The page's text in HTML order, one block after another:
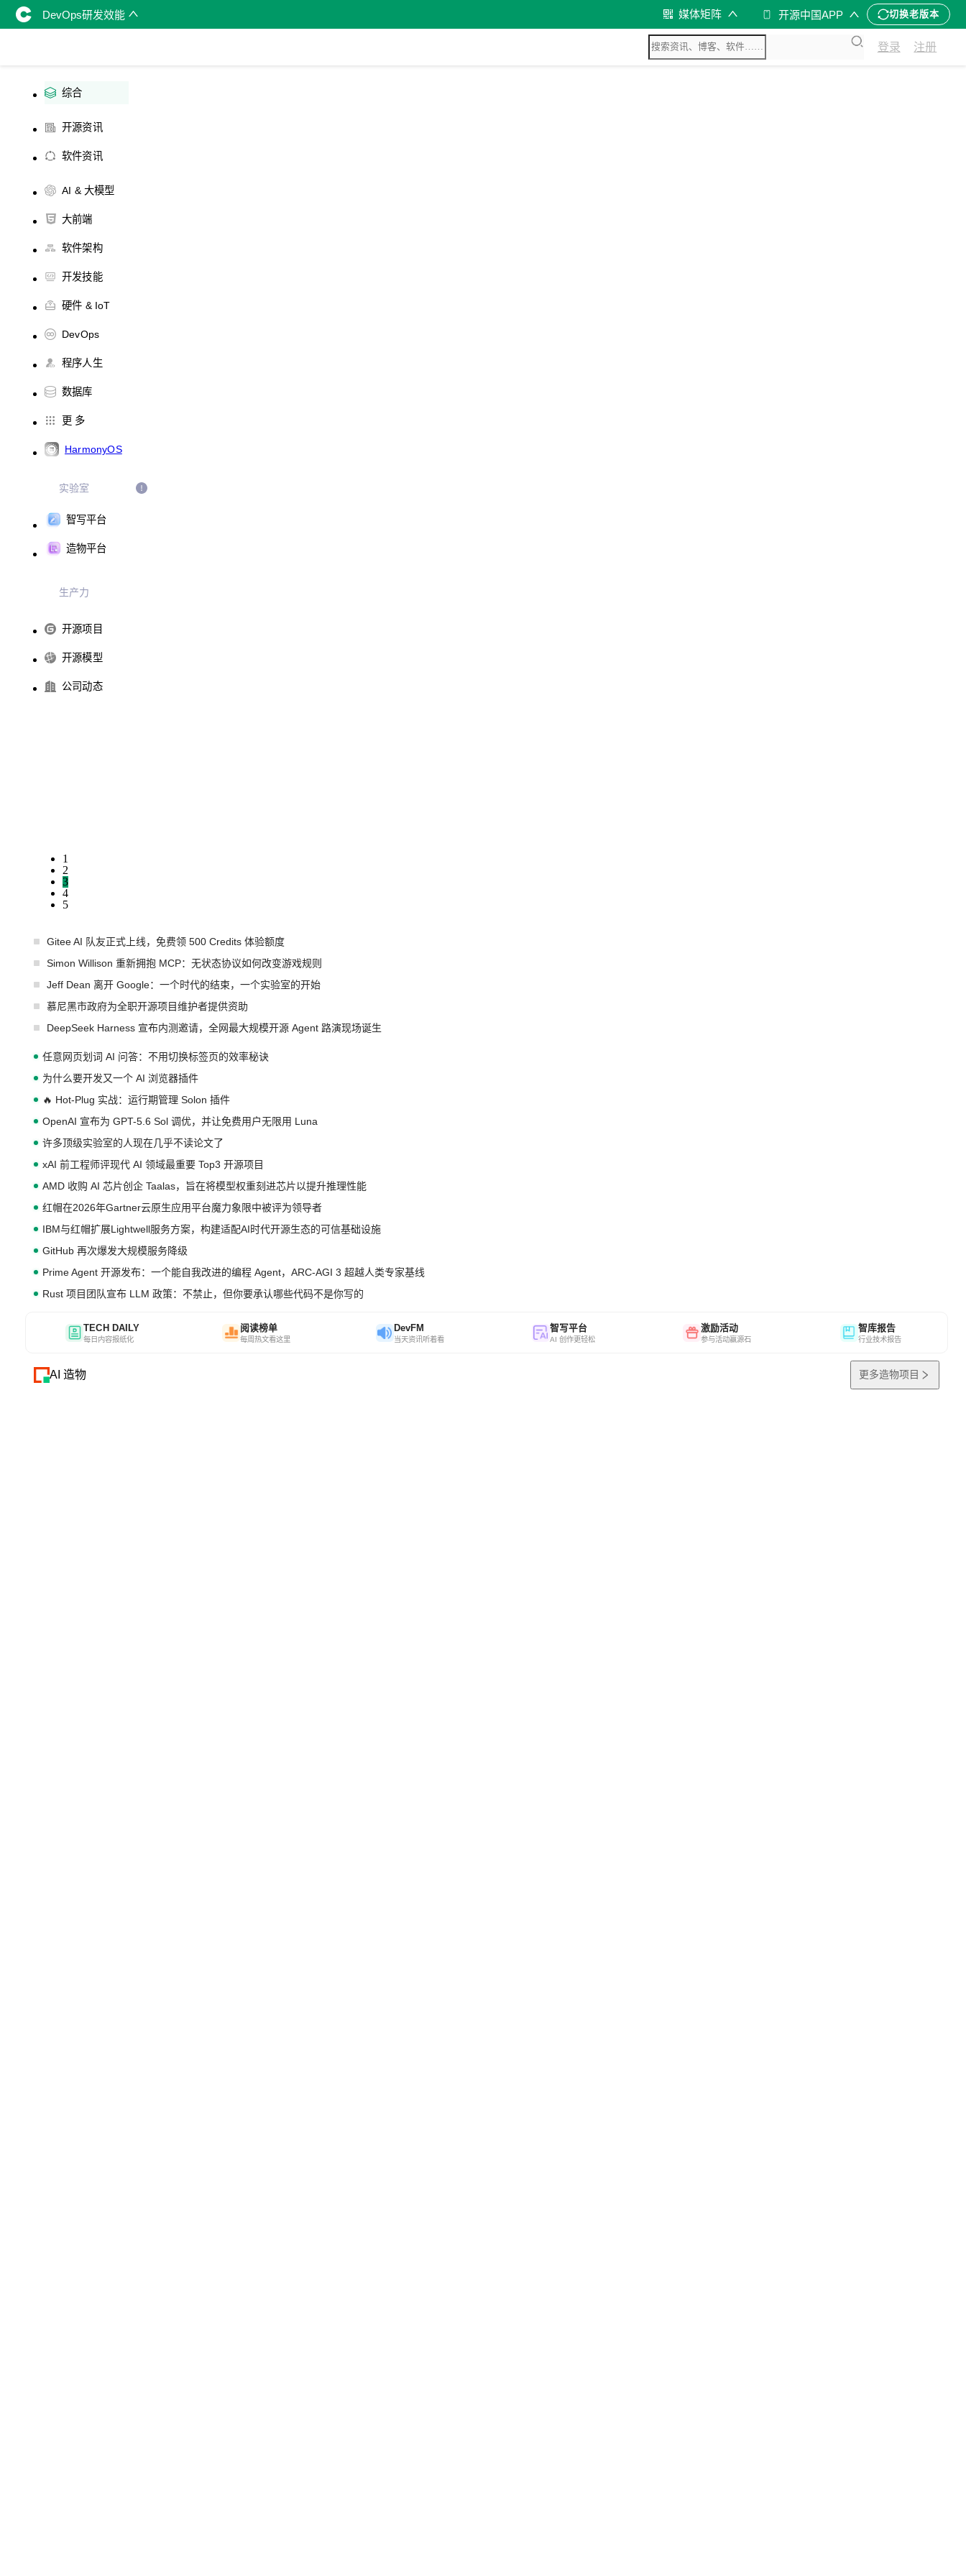
DevOps研发效能 媒体矩阵 开源中国APP 切换老版本
登录 注册
综合
开源资讯
软件资讯
AI & 大模型
大前端
软件架构
开发技能
硬件 & IoT
DevOps
程序人生
数据库
更 多
HarmonyOS
实验室
智写平台
造物平台
生产力
开源项目
开源模型
公司动态
1
2
3
4
5
Gitee AI 队友正式上线，免费领 500 Credits 体验额度
Simon Willison 重新拥抱 MCP：无状态协议如何改变游戏规则
Jeff Dean 离开 Google：一个时代的结束，一个实验室的开始
慕尼黑市政府为全职开源项目维护者提供资助
DeepSeek Harness 宣布内测邀请，全网最大规模开源 Agent 路演现场诞生
任意网页划词 AI 问答：不用切换标签页的效率秘诀
为什么要开发又一个 AI 浏览器插件
🔥 Hot-Plug 实战：运行期管理 Solon 插件
OpenAI 宣布为 GPT-5.6 Sol 调优，并让免费用户无限用 Luna
许多顶级实验室的人现在几乎不读论文了
xAI 前工程师评现代 AI 领域最重要 Top3 开源项目
AMD 收购 AI 芯片创企 Taalas，旨在将模型权重刻进芯片以提升推理性能
红帽在2026年Gartner云原生应用平台魔力象限中被评为领导者
IBM与红帽扩展Lightwell服务方案，构建适配AI时代开源生态的可信基础设施
GitHub 再次爆发大规模服务降级
Prime Agent 开源发布：一个能自我改进的编程 Agent，ARC-AGI 3 超越人类专家基线
Rust 项目团队宣布 LLM 政策：不禁止，但你要承认哪些代码不是你写的
TECH DAILY
每日内容报纸化
阅读榜单
每周热文看这里
DevFM
当天资讯听着看
智写平台
AI 创作更轻松
激励活动
参与活动赢源石
智库报告
行业技术报告
AI 造物 更多造物项目